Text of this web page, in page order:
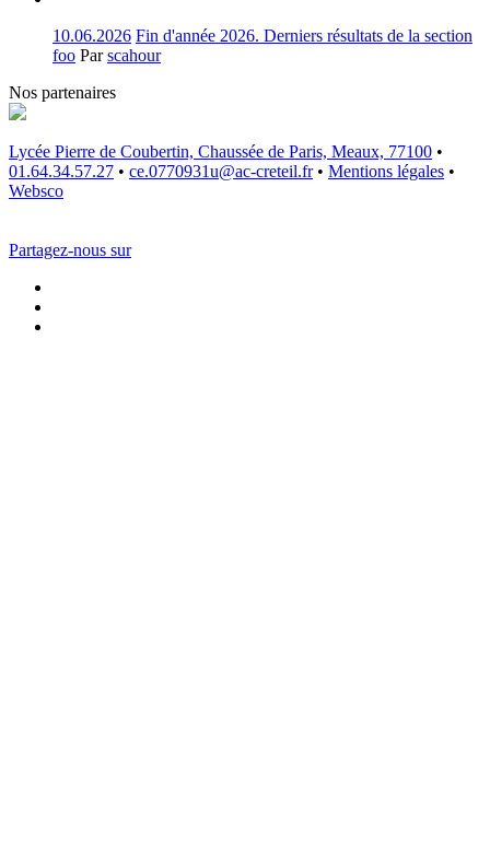
10.06.2026 Fin d'année 2026. Derniers résultats de la section
foo Parscahour
Nos partenaires
Lycée Pierre de Coubertin, Chaussée de Paris, Meaux, 77100 •
01.64.34.57.27 • ce.0770931u@ac-creteil.fr • Mentions légales •
Websco
Partagez-nous sur